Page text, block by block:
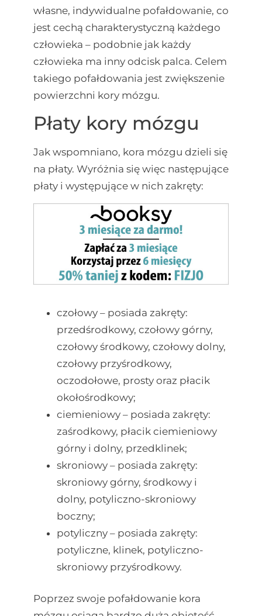
własne, indywidualne pofałdowanie, co
jest cechą charakterystyczną każdego
człowieka – podobnie jak każdy
człowieka ma inny odcisk palca. Celem
takiego pofałdowania jest zwiększenie
powierzchni kory mózgu.
Płaty kory mózgu
Jak wspomniano, kora mózgu dzieli się
na płaty. Wyróżnia się więc następujące
płaty i występujące w nich zakręty:
czołowy – posiada zakręty:
przedśrodkowy, czołowy górny,
czołowy środkowy, czołowy dolny,
czołowy przyśrodkowy,
oczodołowe, prosty oraz płacik
okołośrodkowy;
ciemieniowy – posiada zakręty:
zaśrodkowy, płacik ciemieniowy
górny i dolny, przedklinek;
skroniowy – posiada zakręty:
skroniowy górny, środkowy i
dolny, potyliczno-skroniowy
boczny;
potyliczny – posiada zakręty:
potyliczne, klinek, potyliczno-
skroniowy przyśrodkowy.
Poprzez swoje pofałdowanie kora